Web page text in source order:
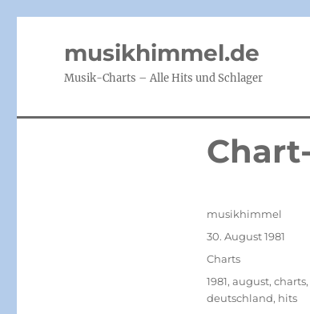
musikhimmel.de
Musik-Charts – Alle Hits und Schlager
Autor
musikhimmel
Veröffentlicht
am
30. August 1981
Kategorien
Charts
Schlagwörter
1981, august, charts,
deutschland, hits